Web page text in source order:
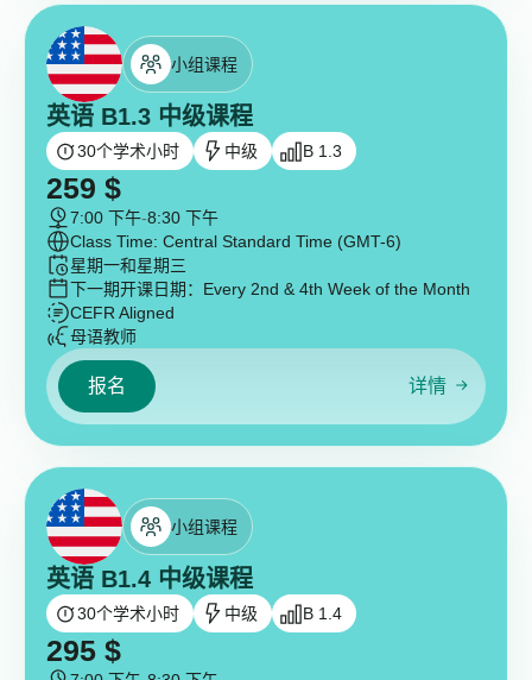
小组课程
英语 B1.3 中级课程
30个学术小时 中级 B 1.3
259 $
7:00 下午-8:30 下午
Class Time: Central Standard Time (GMT-6)
星期一和星期三
下一期开课日期： Every 2nd & 4th Week of the Month
CEFR Aligned
母语教师
报名 详情
小组课程
英语 B1.4 中级课程
30个学术小时 中级 B 1.4
295 $